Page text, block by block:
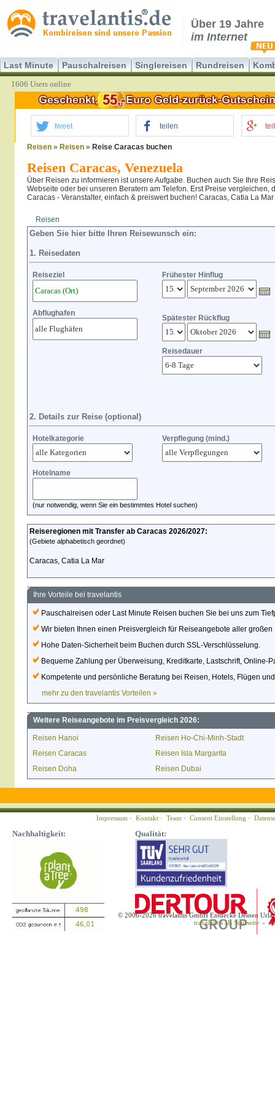
Über 19 Jahre
im Internet
Last Minute Pauschalreisen Singlereisen Rundreisen
1606 Users online
tweet teilen
Reisen » Reisen » Reise Caracas buchen
Reisen Caracas, Venezuela
Über Reisen zu informieren ist unsere Aufgabe. Buchen auch Sie Ihre
Webseite oder bei unseren Beratern am Telefon. Erst Preise vergleichen,
Caracas - Veranstalter, einfach & preiswert buchen! Caracas, Catia La Mar
Reisen
Geben Sie hier bitte Ihren Reisewunsch ein:
1. Reisedaten
Reiseziel Frühester Hinflug
Abflughafen
Spätester Rückflug
Reisedauer
2. Details zur Reise (optional)
Hotelkategorie Verpflegung (mind.)
Hotelname
(nur notwendig, wenn Sie ein bestimmtes Hotel suchen)
Reiseregionen mit Transfer ab Caracas 2026/2027:
(Gebiete alphabetisch geordnet)
Caracas, Catia La Mar
Ihre Vorteile bei travelantis
Pauschalreisen oder Last Minute Reisen buchen Sie bei uns zum
Wir bieten Ihnen einen Preisvergleich für Reiseangebote aller großen
Hohe Daten-Sicherheit beim Buchen durch SSL-Verschlüsselung.
Bequeme Zahlung per Überweisung, Kreditkarte, Lastschrift, Online-
Kompetente und persönliche Beratung bei Reisen, Hotels, Flügen
mehr zu den travelantis Vorteilen »
Weitere Reiseangebote im Preisvergleich 2026:
Reisen Hanoi
Reisen Ho-Chi-Minh-Stadt
Reisen Caracas
Reisen Isla Margarita
Reisen Doha
Reisen Dubai
Impressum · Kontakt · Team · Consent Einstellung ·
Nachhaltigkeit: Qualität:
© 2006-2026 travelantis GmbH Entdecke Deinen
travelantis als Startseite -